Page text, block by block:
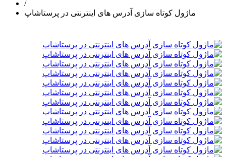
/
ماژول کوتاه سازی آدرس های اینترنتی در پرستاشاپ